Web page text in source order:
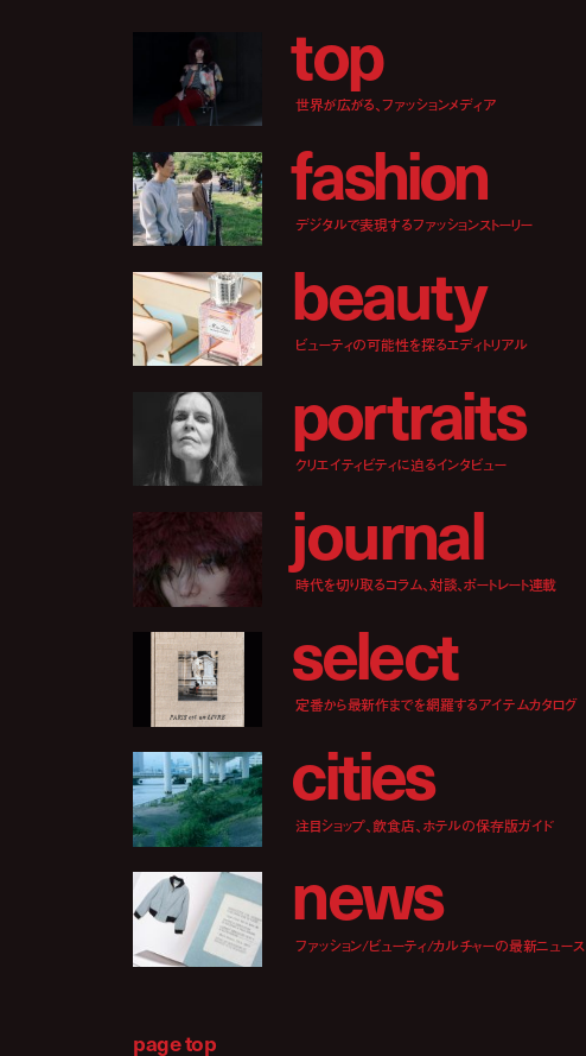
top
世界が広がる、ファッションメディア
fashion
デジタルで表現するファッションストーリー
beauty
ビューティの可能性を探るエディトリアル
portraits
クリエイティビティに迫るインタビュー
journal
時代を切り取るコラム、対談、ポートレート連載
select
定番から最新作までを網羅するアイテムカタログ
cities
注目ショップ、飲食店、ホテルの保存版ガイド
news
ファッション/ビューティ/カルチャーの最新ニュース
page top